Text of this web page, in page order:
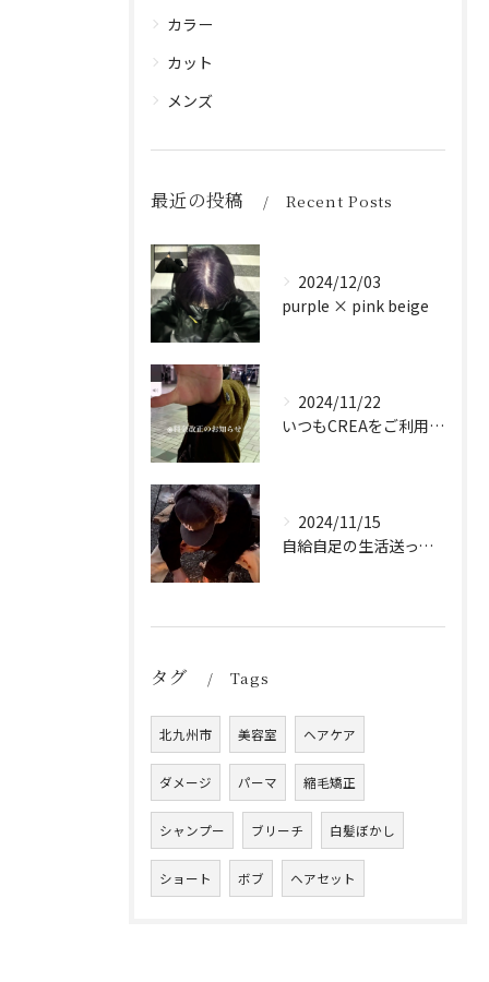
カラー
カット
メンズ
最近の投稿 Recent Posts
2024/12/03
purple × pink beige
2024/11/22
いつもCREAをご利用頂き誠に有難う御座います！
2024/11/15
自給自足の生活送ってます
タグ Tags
北九州市 美容室 ヘアケア
ダメージ パーマ 縮毛矯正
シャンプー ブリーチ 白髪ぼかし
ショート ボブ ヘアセット